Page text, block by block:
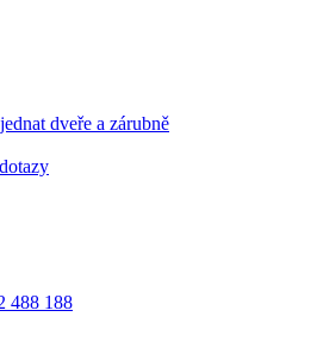
dveře a zárubně
488 188